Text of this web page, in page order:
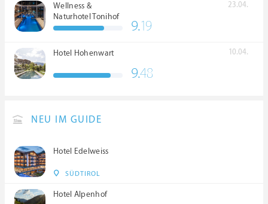
Wellness &
Naturhotel Tonihof
****S
23.04.
9.19
Hotel Hohenwart 10.04.
9.48
NEU IM GUIDE
Hotel Edelweiss
SÜDTIROL
Hotel Alpenhof